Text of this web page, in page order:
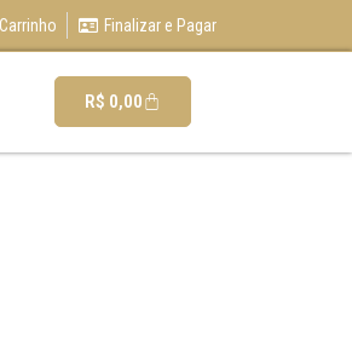
Finalizar e Pagar
R$ 0,00